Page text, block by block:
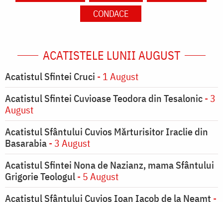
CONDACE
ACATISTELE LUNII AUGUST
Acatistul Sfintei Cruci - 1 August
Acatistul Sfintei Cuvioase Teodora din Tesalonic- 3
August
Acatistul Sfântului Cuvios Mărturisitor Iraclie din
Basarabia- 3 August
Acatistul Sfintei Nona de Nazianz, mama Sfântului
Grigorie Teologul- 5 August
Acatistul Sfântului Cuvios Ioan Iacob de la Neamț -